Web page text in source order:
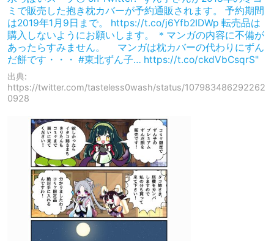
ミで販売した抱き枕カバーが予約通販されます。 予約期間
は2019年1月9日まで。 https://t.co/j6Yfb2IDWp 転売品は
購入しないようにお願いします。 ＊マンガの内容に不備が
あったらすみません。 マンガは枕カバーの代わりにずん
だ餅です・・・ #東北ずん子… https://t.co/ckdVbCsqrS"
出典:
https://twitter.com/tasteless0wash/status/107983486292262
0928